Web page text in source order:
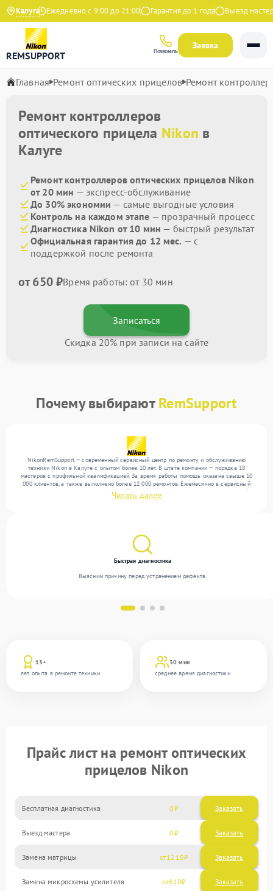
КалугаЕжедневно с 9:00 до 21:00 Гарантия до 1 года Выезд мастера
REMSUPPORT Позвонить
Заявка
Главная Ремонт оптических прицелов Ремонт
Ремонт контроллеров
оптического прицела Nikon в
Калуге
Ремонт контроллеров оптических прицелов Nikon
от 20 мин — экспресс-обслуживание
До 30% экономии — самые выгодные условия
Контроль на каждом этапе — прозрачный процесс
Диагностика Nikon от 10 мин — быстрый результат
Официальная гарантия до 12 мес. — с
поддержкой после ремонта
от 650 ₽Время работы: от 30 мин
Записаться
Скидка 20% при записи на сайте
Почему выбираютRemSupport
NikonRemSupport — современный сервисный центр по ремонту и обслуживанию
техники Nikon в Калуге с опытом более 10 лет. В штате компании — порядка 18
мастеров с профильной квалификацией. За время работы помощь оказана свыше 10
000 клиентов, а также выполнено более 12 000 ремонтов. Ежемесячно в сервисный
центр поступает более 300 обращений, включая , , . Мы устраняем поломки любой
сложности и предлагаем стабильный уровень сервиса благодаря отлаженным
Читать далее
13+
лет опыта в ремонте техники
30 мин
среднее время диагностики
Быстрая диагностика
Выясним причину перед устранением дефекта.
Прайс лист на ремонт оптических
прицелов Nikon
Бесплатная диагностика 0 Заказать
Выезд мастера 0 Заказать
Замена матрицы 1210
Замена микросхемы усилителя 610